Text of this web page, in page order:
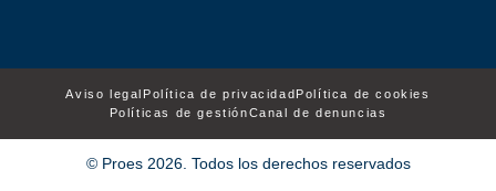
Aviso legal Política de privacidad Política de cookies
Políticas de gestiónCanal de denuncias
© Proes 2026. Todos los derechos reservados